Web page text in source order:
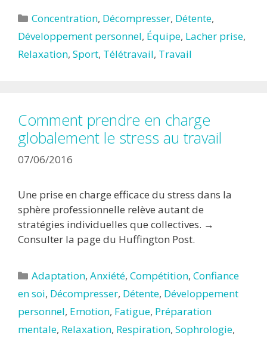
Catégories
Concentration, Décompresser, Détente,
Développement personnel, Équipe, Lacher prise,
Relaxation, Sport, Télétravail, Travail
Comment prendre en charge
globalement le stress au travail
07/06/2016
Une prise en charge efficace du stress dans la
sphère professionnelle relève autant de
stratégies individuelles que collectives. →
Consulter la page du Huffington Post.
Catégories
Adaptation,Anxiété,Compétition,Confiance
en soi, Décompresser, Détente, Développement
personnel, Emotion, Fatigue, Préparation
mentale, Relaxation, Respiration, Sophrologie,